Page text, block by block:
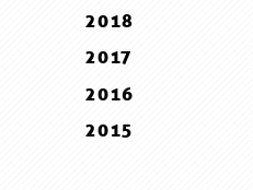
3 . March
2 . February
1 . January
6 . June
3 . March
2 . February
1 . January
9 . September
8 . August
5 . May
12 . December
9 . September
8 . August
2018
12 . December
9 . September
2017
12 . December
2016
12 . December
2015